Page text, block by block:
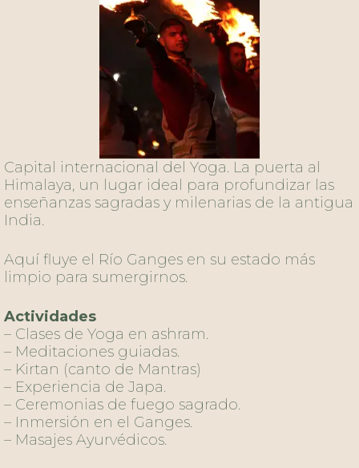
En esta ciudad sagrada conocida como la cuna
del Bhakti, tendremos la experiencia de estar
en un ashram y recorreremos esta cultura con
5000 años de historia y enseñanzas.
Un viaje directo a lo profundo del alma a través
del sonido los mantras y las constantes
prácticas espirituales presentes hasta el día de
hoy en cada uno de sus templos y rincones
sagrados.
Actividades
– Caminatas por la ciudad antigua y sus
templos más representativos.
NUESTROS GUÍAS